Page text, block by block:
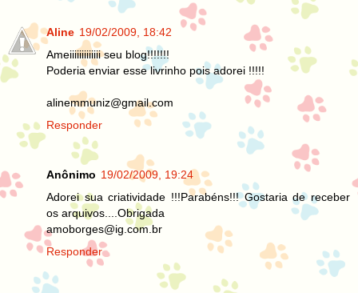
Aline 19/02/2009, 18:42
Ameiiiiiiiiiiiii seu blog!!!!!!!
Poderia enviar esse livrinho pois adorei !!!!!
alinemmuniz@gmail.com
Responder
Anônimo 19/02/2009, 19:24
Adorei sua criatividade !!!Parabéns!!! Gostaria de receber
os arquivos....Obrigada
amoborges@ig.com.br
Responder